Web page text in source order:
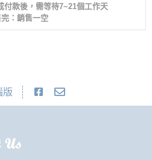
付款後，需等待7~21個工作天
完：銷售一空
版